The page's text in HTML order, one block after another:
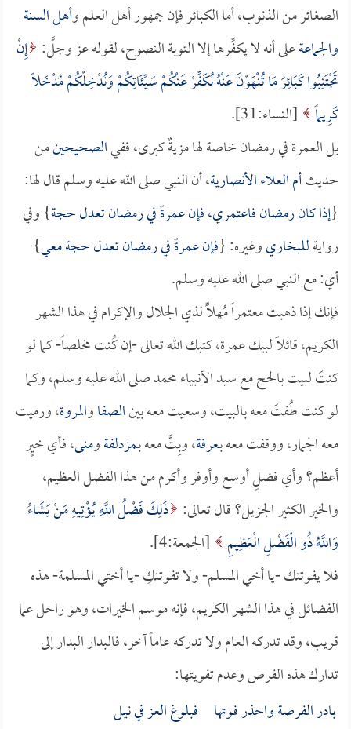
الصغائر من الذنوب، أما الكبائر فإن جمهور أهل العلم وأهل السنة
والجماعةعلى أنه لا يكفِّرها إلا التوبة النصوح، لقوله عز وجلَّ: إِنْ
تَجْتَنِبُوا كَبَائِرَ مَا تُنْهَوْنَ عَنْهُ نُكَفِّرْ عَنْكُمْ سَيِّئَاتِكُمْ وَنُدْخِلْكُمْ مُدْخَلاً
كَرِيماً [النساء:31].
بل العمرة في رمضان خاصة لها مزيةٌ كبرى، ففيالصحيحينمن
حديثأم العلاء الأنصارية، أن النبي صلى الله عليه وسلم قال لها:
{إذا كان رمضان فاعتمري، فإن عمرةً في رمضان تعدل حجة} وفي
روايةللبخاريوغيره: {فإن عمرةً في رمضان تعدل حجة معي}
أي: مع النبي صلى الله عليه وسلم.
فإنك إذا ذهبت معتمراً مُهلِّاً لذي الجلال والإكرام في هذا الشهر
الكريم، قائلاً لبيك عمرة، كتبك الله تعالى -إن كُنت مخلصاً- كما لو
كنتَ لبيت بالحج مع سيد الأنبياء محمد صلى الله عليه وسلم، وكما
لو كنت طُفتَ معه بالبيت، وسعيت معه بينالصفاوالمروة، ورميت
معه الجمار، ووقفت معه بـعرفة، وبِتَّ معه بـمزدلفةومنى، فأي خيٍر
أعظم؟ وأي فضلٍ أوسع وأوفر وأكرم من هذا الفضل العظيم،
والخير الكثير الجزيل؟ قال تعالى: ذَلِكَ فَضْلُ اللَّهِ يُؤْتِيهِ مَنْ يَشَاءُ
وَاللَّهُ ذُو الْفَضْلِ الْعَظِيمِ
[الجمعة:4].
فلا يفوتنك -يا أخي المسلم- ولا تفوتنكِ -يا أختي المسلمة- هذه
الفضائل في هذا الشهر الكريم، فإنه موسم الخيرات، وهو راحل عما
قريب، وقد تدركه العام ولا تدركه عاماً آخر، فالبدار البدار إلى
تدارك هذه الفرص وعدم تفويتها:
بادر الفرصة واحذر فـوتها فبلوغ العز في نيـل